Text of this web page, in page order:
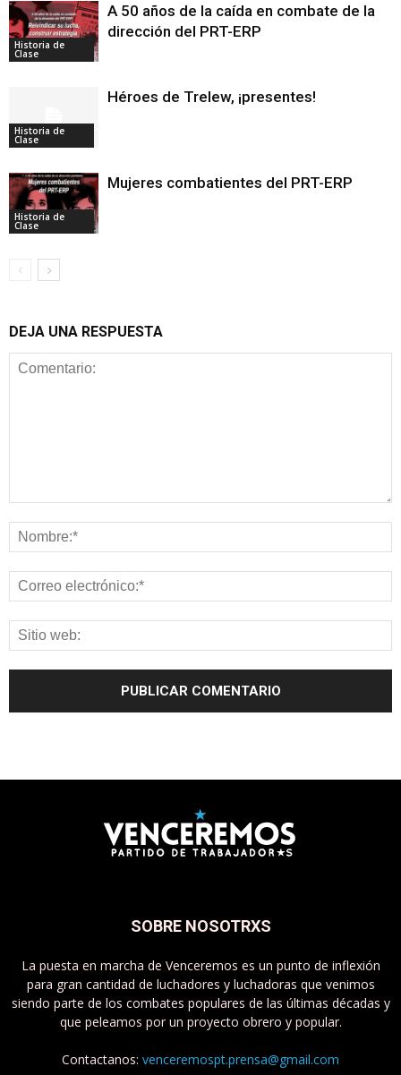
Historia de
Clase
A 50 años de la caída en combate de la
dirección del PRT-ERP
Historia de
Clase
Héroes de Trelew, ¡presentes!
Historia de
Clase
Mujeres combatientes del PRT-ERP
DEJA UNA RESPUESTA
SOBRE NOSOTRXS
La puesta en marcha de Venceremos es un punto de inflexión
para gran cantidad de luchadores y luchadoras que venimos
siendo parte de los combates populares de las últimas décadas y
que peleamos por un proyecto obrero y popular.
Contactanos: venceremospt.prensa@gmail.com